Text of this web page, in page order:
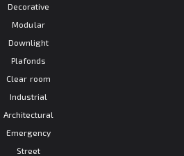
Decorative
Modular
Downlight
Plafonds
Clear room
Industrial
Architectural
Emergency
Street